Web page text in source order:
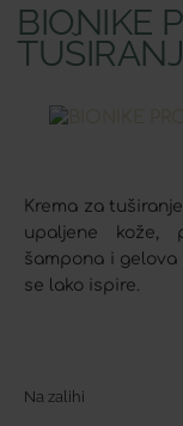
BIONIKE
Krema za
upaljene kože,
šampona i gelova
se lako ispire.
Na zalihi